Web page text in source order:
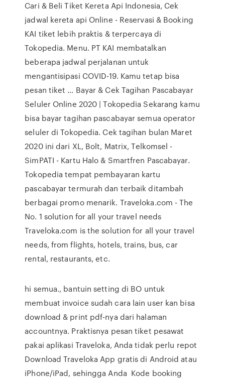
Cari & Beli Tiket Kereta Api Indonesia, Cek
jadwal kereta api Online - Reservasi & Booking
KAI tiket lebih praktis & terpercaya di
Tokopedia. Menu. PT KAI membatalkan
beberapa jadwal perjalanan untuk
mengantisipasi COVID-19. Kamu tetap bisa
pesan tiket … Bayar & Cek Tagihan Pascabayar
Seluler Online 2020 | Tokopedia Sekarang kamu
bisa bayar tagihan pascabayar semua operator
seluler di Tokopedia. Cek tagihan bulan Maret
2020 ini dari XL, Bolt, Matrix, Telkomsel -
SimPATI - Kartu Halo & Smartfren Pascabayar.
Tokopedia tempat pembayaran kartu
pascabayar termurah dan terbaik ditambah
berbagai promo menarik. Traveloka.com - The
No. 1 solution for all your travel needs
Traveloka.com is the solution for all your travel
needs, from flights, hotels, trains, bus, car
rental, restaurants, etc.
hi semua., bantuin setting di BO untuk
membuat invoice sudah cara lain user kan bisa
download & print pdf-nya dari halaman
accountnya. Praktisnya pesan tiket pesawat
pakai aplikasi Traveloka, Anda tidak perlu repot
Download Traveloka App gratis di Android atau
iPhone/iPad, sehingga Anda Kode booking